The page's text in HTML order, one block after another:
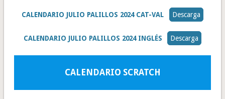
CALENDARIO JULIO PALILLOS 2024 CAT-VAL Descarga
CALENDARIO JULIO PALILLOS 2024 INGLÉS Descarga
CALENDARIO SCRATCH